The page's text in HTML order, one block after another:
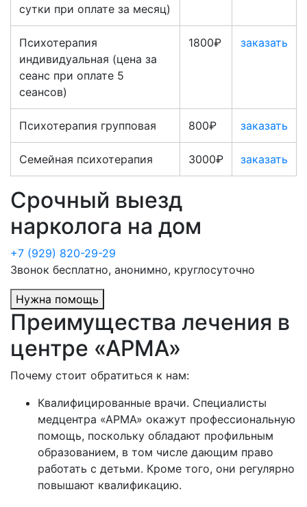
сутки при оплате за месяц)
Психотерапия
индивидуальная (цена за
сеанс при оплате 5
сеансов)
1800₽ заказать
Психотерапия групповая 800₽ заказать
Семейная психотерапия 3000₽ заказать
Срочный выезд
нарколога на дом
+7 (929) 820-29-29
Звонок бесплатно, анонимно, круглосуточно
Нужна помощь
Преимущества лечения в
центре «АРМА»
Почему стоит обратиться к нам:
Квалифицированные врачи. Специалисты
медцентра «АРМА» окажут профессиональную
помощь, поскольку обладают профильным
образованием, в том числе дающим право
работать с детьми. Кроме того, они регулярно
повышают квалификацию.